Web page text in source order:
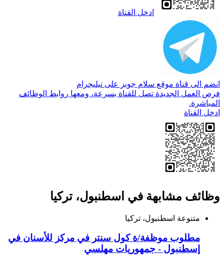
ادخل القناة
انضم الى قناة موقع سلام جوبز على تيليجرام
فرص العمل الجديدة تصل للقناة بسرعة، ومعها روابط الوظائف
المباشرة.
ادخل القناة
وظائف مشابهة في اسطنبول، تركيا
متنوعة اسطنبول، تركيا
مطلوب موظفة/ة كول سنتر في مركز للأسنان في
إسطنبول - جمهوريات مهلسي